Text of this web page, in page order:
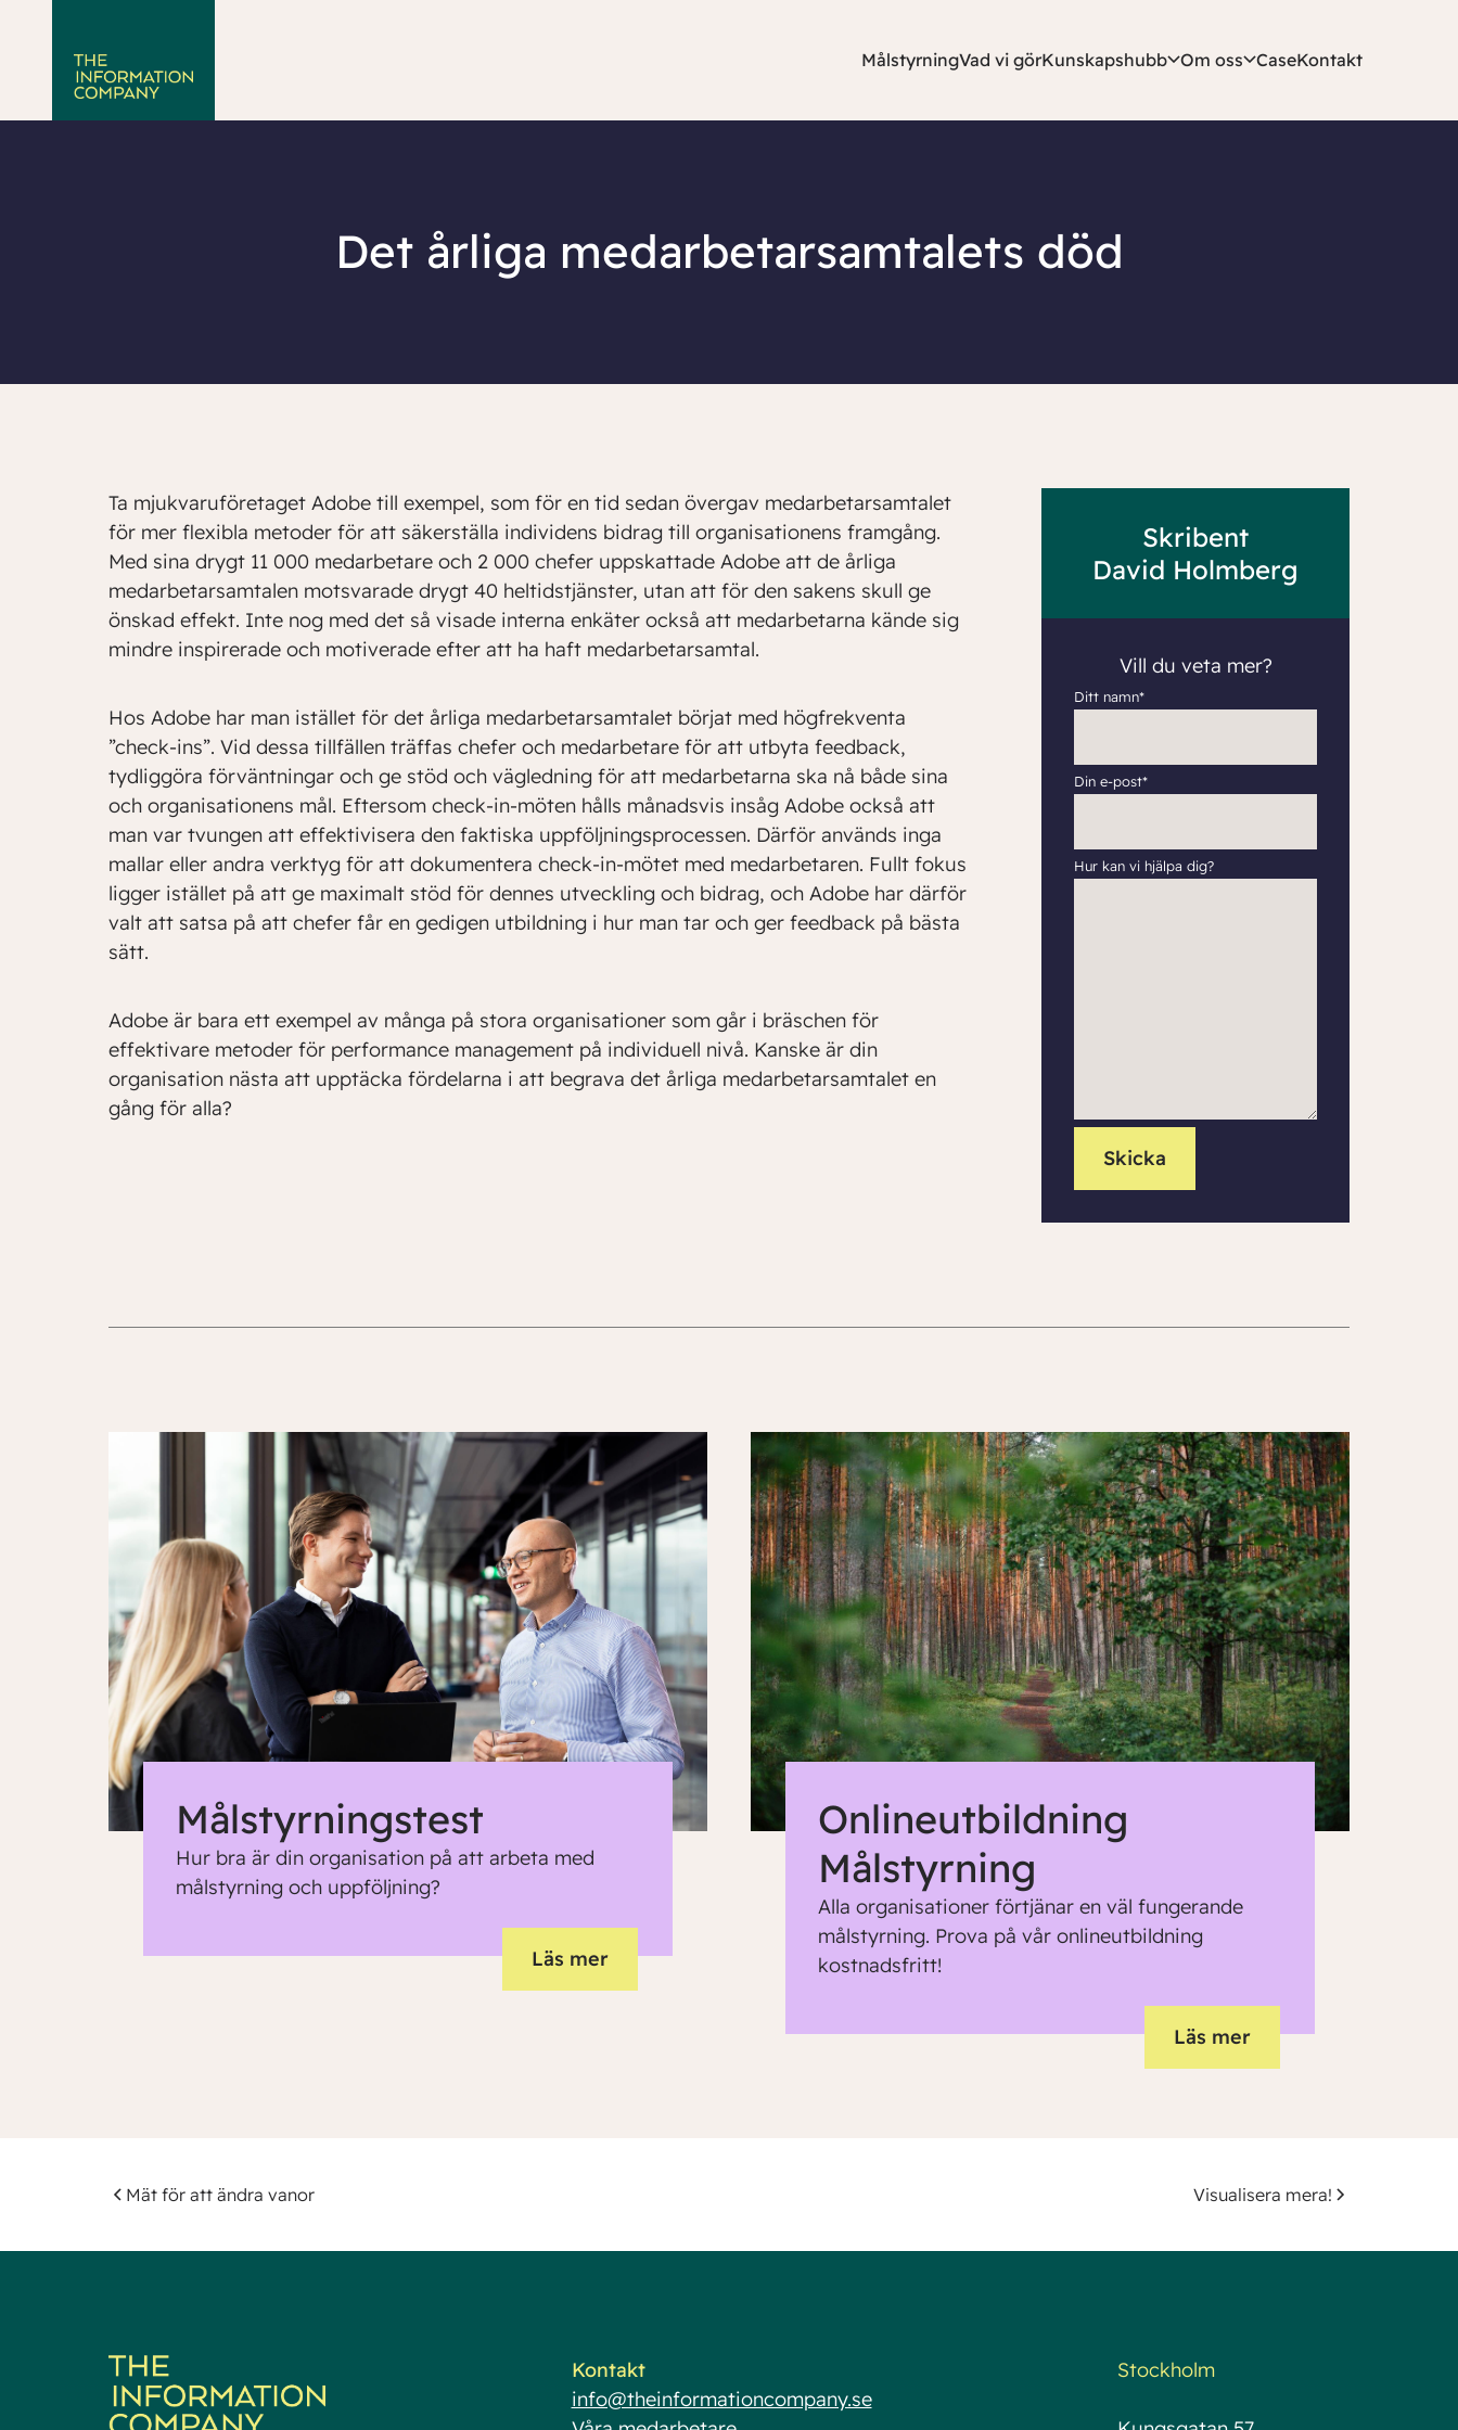
MålstyrningVad vi görKunskapshubb Om oss CaseKontakt
Det årliga medarbetarsamtalets död
Ta mjukvaruföretaget Adobe till exempel, som för en tid sedan övergav medarbetarsamtalet
för mer flexibla metoder för att säkerställa individens bidrag till organisationens framgång.
Med sina drygt 11 000 medarbetare och 2 000 chefer uppskattade Adobe att de årliga
medarbetarsamtalen motsvarade drygt 40 heltidstjänster, utan att för den sakens skull ge
önskad effekt. Inte nog med det så visade interna enkäter också att medarbetarna kände sig
mindre inspirerade och motiverade efter att ha haft medarbetarsamtal.
Hos Adobe har man istället för det årliga medarbetarsamtalet börjat med högfrekventa
”check-ins”. Vid dessa tillfällen träffas chefer och medarbetare för att utbyta feedback,
tydliggöra förväntningar och ge stöd och vägledning för att medarbetarna ska nå både sina
och organisationens mål. Eftersom check-in-möten hålls månadsvis insåg Adobe också att
man var tvungen att effektivisera den faktiska uppföljningsprocessen. Därför används inga
mallar eller andra verktyg för att dokumentera check-in-mötet med medarbetaren. Fullt fokus
ligger istället på att ge maximalt stöd för dennes utveckling och bidrag, och Adobe har därför
valt att satsa på att chefer får en gedigen utbildning i hur man tar och ger feedback på bästa
sätt.
Adobe är bara ett exempel av många på stora organisationer som går i bräschen för
effektivare metoder för performance management på individuell nivå. Kanske är din
organisation nästa att upptäcka fördelarna i att begrava det årliga medarbetarsamtalet en
gång för alla?
Skribent
David Holmberg
Vill du veta mer?
Ditt namn*
Din e-post*
Hur kan vi hjälpa dig?
Målstyrningstest
Hur bra är din organisation på att arbeta med
målstyrning och uppföljning?
Läs mer
Onlineutbildning
Målstyrning
Alla organisationer förtjänar en väl fungerande
målstyrning. Prova på vår onlineutbildning
kostnadsfritt!
Läs mer
Mät för att ändra vanor Visualisera mera!
Kontakt
info@theinformationcompany.se
Stockholm